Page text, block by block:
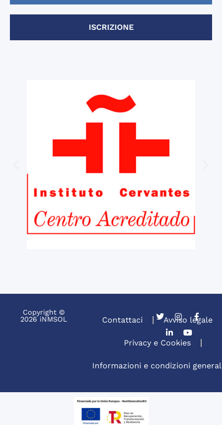
ISCRIZIONE
Copyright ©
2026 iNMSOL
Contattaci Avviso legale
Privacy e Cookies
Informazioni e condizioni